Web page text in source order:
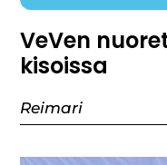
VeVen
kisoissa
Reimari